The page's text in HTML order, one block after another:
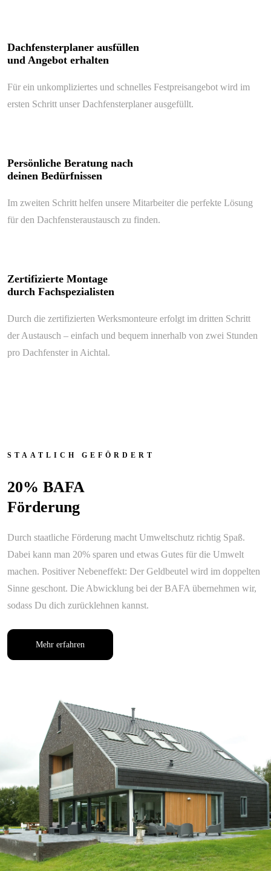
Dachfensterplaner ausfüllen
und Angebot erhalten
Für ein unkompliziertes und schnelles Festpreisangebot wird im
ersten Schritt unser Dachfensterplaner ausgefüllt.
Persönliche Beratung nach
deinen Bedürfnissen
Im zweiten Schritt helfen unsere Mitarbeiter die perfekte Lösung
für den Dachfensteraustausch zu finden.
Zertifizierte Montage
durch Fachspezialisten
Durch die zertifizierten Werksmonteure erfolgt im dritten Schritt
der Austausch – einfach und bequem innerhalb von zwei Stunden
pro Dachfenster in Aichtal.
STAATLICH GEFÖRDERT
20% BAFA
Förderung
Durch staatliche Förderung macht Umweltschutz richtig Spaß.
Dabei kann man 20% sparen und etwas Gutes für die Umwelt
machen. Positiver Nebeneffekt: Der Geldbeutel wird im doppelten
Sinne geschont. Die Abwicklung bei der BAFA übernehmen wir,
sodass Du dich zurücklehnen kannst.
Mehr erfahren